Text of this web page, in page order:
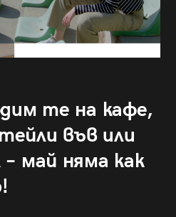
те на кафе,
във или
– май няма как